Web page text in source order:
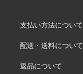
支払い方法について
配送・送料について
返品について